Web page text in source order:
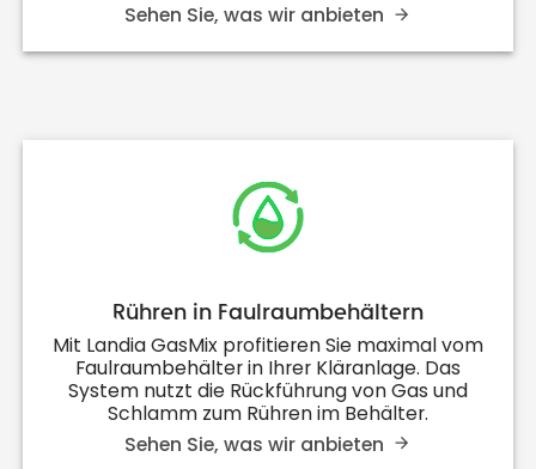
Sehen Sie, was wir anbieten
Rühren in Faulraumbehältern
Mit Landia GasMix profitieren Sie maximal vom
Faulraumbehälter in Ihrer Kläranlage. Das
System nutzt die Rückführung von Gas und
Schlamm zum Rühren im Behälter.
Sehen Sie, was wir anbieten